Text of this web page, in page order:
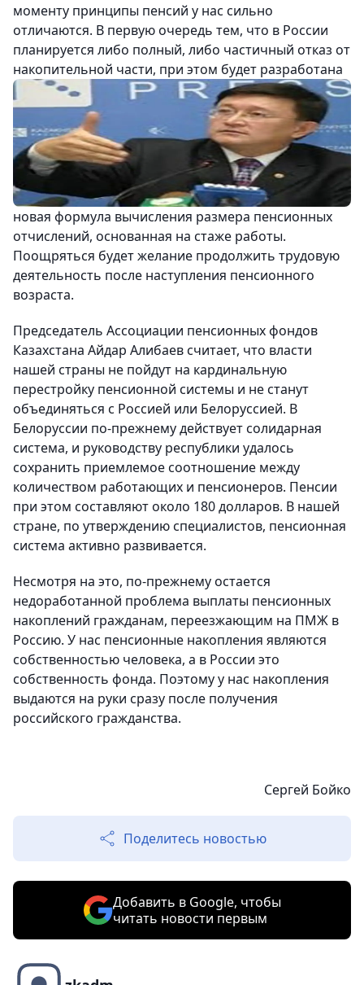
моменту принципы пенсий у нас сильно
отличаются. В первую очередь тем, что в России
планируется либо полный, либо частичный отказ от
накопительной части, при этом будет разработана
новая формула вычисления размера пенсионных
отчислений, основанная на стаже работы.
Поощряться будет желание продолжить трудовую
деятельность после наступления пенсионного
возраста.
Председатель Ассоциации пенсионных фондов
Казахстана Айдар Алибаев считает, что власти
нашей страны не пойдут на кардинальную
перестройку пенсионной системы и не станут
объединяться с Россией или Белоруссией. В
Белоруссии по-прежнему действует солидарная
система, и руководству республики удалось
сохранить приемлемое соотношение между
количеством работающих и пенсионеров. Пенсии
при этом составляют около 180 долларов. В нашей
стране, по утверждению специалистов, пенсионная
система активно развивается.
Несмотря на это, по-прежнему остается
недоработанной проблема выплаты пенсионных
накоплений гражданам, переезжающим на ПМЖ в
Россию. У нас пенсионные накопления являются
собственностью человека, а в России это
собственность фонда. Поэтому у нас накопления
выдаются на руки сразу после получения
российского гражданства.
Сергей Бойко
Поделитесь новостью
Добавить в Google, чтобы
читать новости первым